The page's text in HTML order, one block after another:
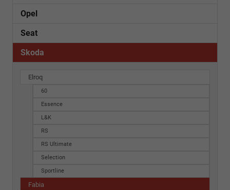
Opel
Seat
Skoda
Elroq
60
Essence
L&K
RS
RS Ultimate
Selection
Sportline
Fabia